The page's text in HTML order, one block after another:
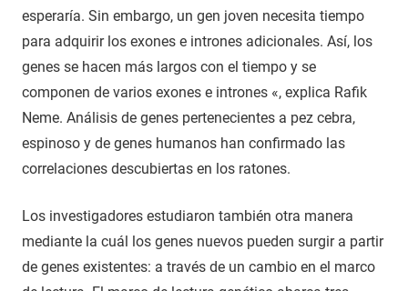
esperaría. Sin embargo, un gen joven necesita tiempo
para adquirir los exones e intrones adicionales. Así, los
genes se hacen más largos con el tiempo y se
componen de varios exones e intrones «, explica Rafik
Neme. Análisis de genes pertenecientes a pez cebra,
espinoso y de genes humanos han confirmado las
correlaciones descubiertas en los ratones.
Los investigadores estudiaron también otra manera
mediante la cuál los genes nuevos pueden surgir a partir
de genes existentes: a través de un cambio en el marco